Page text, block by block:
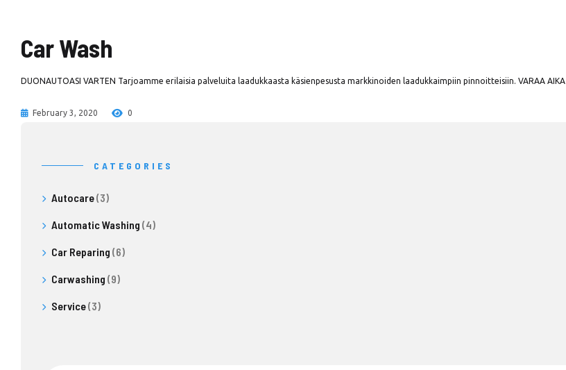
Car Wash
DUONAUTOASI VARTEN Tarjoamme erilaisia palveluita laadukkaasta käsienpesusta markkinoiden laadukkaimpiin pinnoitteisiin. VARAA AIKA
February 3, 2020 0
CATEGORIES
Autocare(3)
Automatic Washing (4)
Car Reparing (6)
Carwashing (9)
Service(3)